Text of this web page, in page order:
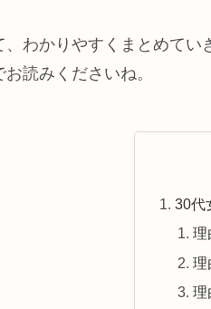
、わかりやすくまとめてい
読みくださいね。
30代
理
理
理